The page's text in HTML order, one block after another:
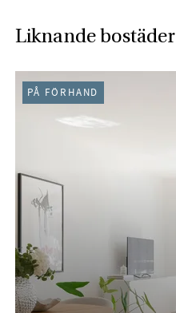
Liknande bostäder
PÅ FÖRHAND